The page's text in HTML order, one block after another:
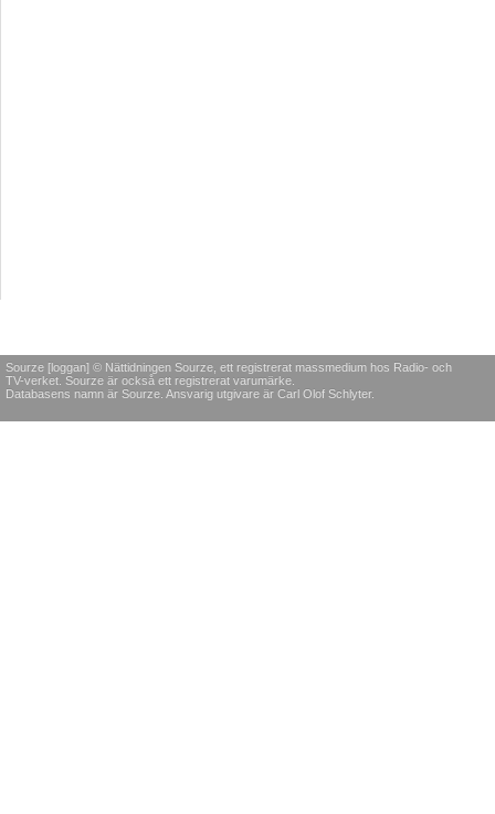
Sourze [loggan] © Nättidningen Sourze, ett registrerat massmedium hos Radio- och
TV-verket. Sourze är också ett registrerat varumärke.
Databasens namn är Sourze. Ansvarig utgivare är Carl Olof Schlyter.